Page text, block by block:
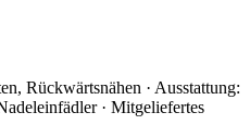
Rückwärtsnähen · Ausstattung:
· Mitgeliefertes